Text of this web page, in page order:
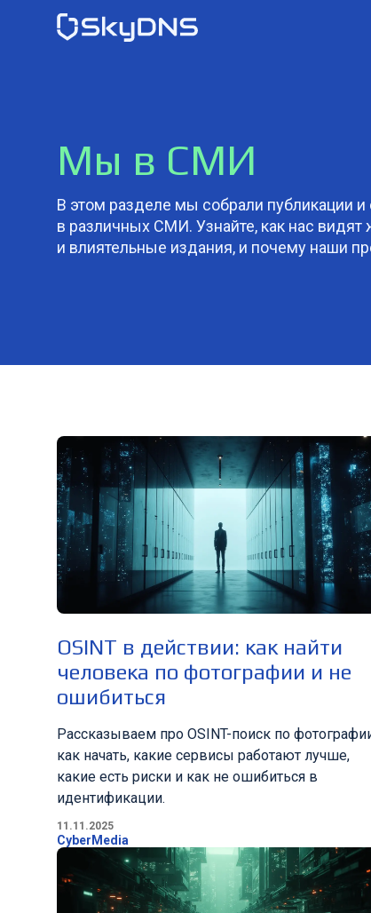
Мы в СМИ
В этом разделе мы собрали публикации
в различных СМИ. Узнайте, как нас видят
и влиятельные издания, и почему наши
OSINT в действии: как найти
человека по фотографии и не
ошибиться
Рассказываем про OSINT-поиск по
как начать, какие сервисы работают лучше,
какие есть риски и как не ошибиться в
идентификации.
11.11.2025
CyberMedia